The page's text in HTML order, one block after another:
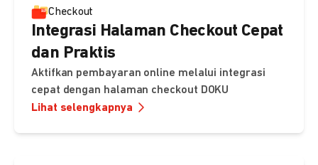
Checkout
Integrasi Halaman Checkout Cepat
dan Praktis
Aktifkan pembayaran online melalui integrasi
cepat dengan halaman checkout DOKU
Lihat selengkapnya